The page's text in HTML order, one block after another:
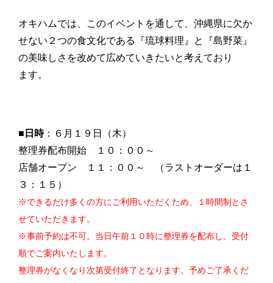
オキハムでは、このイベントを通して、沖縄県に欠か
せない２つの食文化である『琉球料理』と『島野菜』
の美味しさを改めて広めていきたいと考えており
ます。
■日時：６月１９日（木）
整理券配布開始 １０：００～
店舗オープン １１：００～ （ラストオーダーは１
３：１５）
※できるだけ多くの方にご利用いただくため、１時間制とさ
せていただきます。
※事前予約は不可。当日午前１０時に整理券を配布し、受付
順でご案内いたします。
整理券がなくなり次第受付終了となります。予めご了承くだ